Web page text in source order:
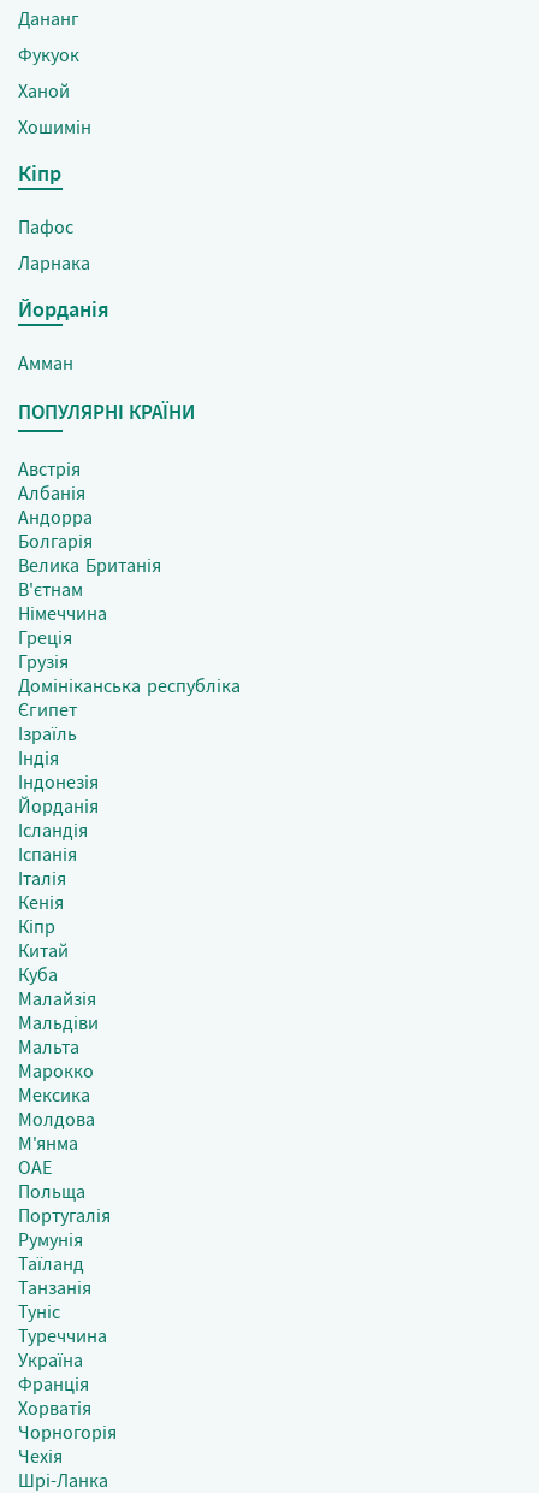
Дананг
Фукуок
Ханой
Хошимін
Кіпр
Пафос
Ларнака
Йорданія
Амман
ПОПУЛЯРНІ КРАЇНИ
Австрія
Албанія
Андорра
Болгарія
Велика Британія
В'єтнам
Німеччина
Греція
Грузія
Домініканська республіка
Єгипет
Ізраїль
Індія
Індонезія
Йорданія
Ісландія
Іспанія
Італія
Кенія
Кіпр
Китай
Куба
Малайзія
Мальдіви
Мальта
Марокко
Мексика
Молдова
М'янма
ОАЕ
Польща
Португалія
Румунія
Таїланд
Танзанія
Туніс
Туреччина
Україна
Франція
Хорватія
Чорногорія
Чехія
Шрі-Ланка